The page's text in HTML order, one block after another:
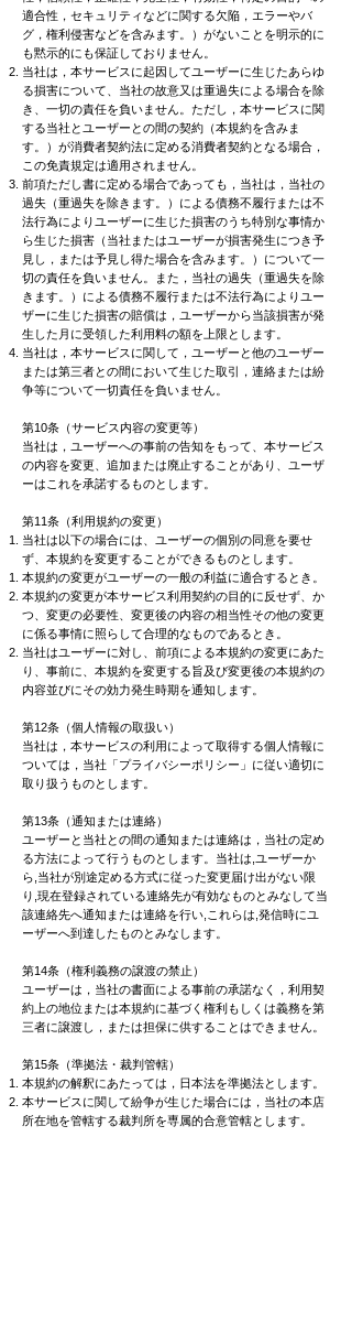
適合性，セキュリティなどに関する欠陥，エラーやバ
グ，権利侵害などを含みます。）がないことを明示的に
も黙示的にも保証しておりません。
当社は，本サービスに起因してユーザーに生じたあらゆ
る損害について、当社の故意又は重過失による場合を除
き、一切の責任を負いません。ただし，本サービスに関
する当社とユーザーとの間の契約（本規約を含みま
す。）が消費者契約法に定める消費者契約となる場合，
この免責規定は適用されません。
前項ただし書に定める場合であっても，当社は，当社の
過失（重過失を除きます。）による債務不履行または不
法行為によりユーザーに生じた損害のうち特別な事情か
ら生じた損害（当社またはユーザーが損害発生につき予
見し，または予見し得た場合を含みます。）について一
切の責任を負いません。また，当社の過失（重過失を除
きます。）による債務不履行または不法行為によりユー
ザーに生じた損害の賠償は，ユーザーから当該損害が発
生した月に受領した利用料の額を上限とします。
当社は，本サービスに関して，ユーザーと他のユーザー
または第三者との間において生じた取引，連絡または紛
争等について一切責任を負いません。
第10条（サービス内容の変更等）
当社は，ユーザーへの事前の告知をもって、本サービス
の内容を変更、追加または廃止することがあり、ユーザ
ーはこれを承諾するものとします。
第11条（利用規約の変更）
当社は以下の場合には、ユーザーの個別の同意を要せ
ず、本規約を変更することができるものとします。
本規約の変更がユーザーの一般の利益に適合するとき。
本規約の変更が本サービス利用契約の目的に反せず、か
つ、変更の必要性、変更後の内容の相当性その他の変更
に係る事情に照らして合理的なものであるとき。
当社はユーザーに対し、前項による本規約の変更にあた
り、事前に、本規約を変更する旨及び変更後の本規約の
内容並びにその効力発生時期を通知します。
第12条（個人情報の取扱い）
当社は，本サービスの利用によって取得する個人情報に
ついては，当社「プライバシーポリシー」に従い適切に
取り扱うものとします。
第13条（通知または連絡）
ユーザーと当社との間の通知または連絡は，当社の定め
る方法によって行うものとします。当社は,ユーザーか
ら,当社が別途定める方式に従った変更届け出がない限
り,現在登録されている連絡先が有効なものとみなして当
該連絡先へ通知または連絡を行い,これらは,発信時にユ
ーザーへ到達したものとみなします。
第14条（権利義務の譲渡の禁止）
ユーザーは，当社の書面による事前の承諾なく，利用契
約上の地位または本規約に基づく権利もしくは義務を第
三者に譲渡し，または担保に供することはできません。
第15条（準拠法・裁判管轄）
本規約の解釈にあたっては，日本法を準拠法とします。
本サービスに関して紛争が生じた場合には，当社の本店
所在地を管轄する裁判所を専属的合意管轄とします。